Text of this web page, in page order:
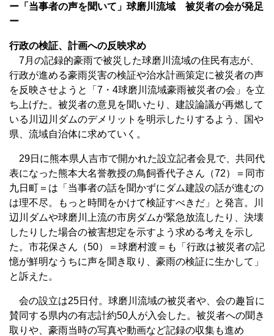
ー「当事者の声を聞いて」球磨川流域 被災者の会が発足
ー
行政の検証、計画への反映求め
7月の記録的豪雨で被災した球磨川流域の住民有志が、
行政が進める豪雨災害の検証や治水計画策定に被災者の声
を反映させようと「7・4球磨川流域豪雨被災者の会」を立
ち上げた。被災者の意見を聞いたり、建設論議が再燃して
いる川辺川ダムのデメリットを明示したりするよう、国や
県、流域自治体に求めていく。
29日に熊本県人吉市で開かれた設立記者会見で、共同代
表になった熊本大名誉教授の鳥飼香代子さん（72）＝同市
九日町＝は「当事者の話を聞かずにダム建設の話が進むの
は理不尽。もっと時間をかけて検証すべきだ」と発言。川
辺川ダムや球磨川上流の市房ダムが緊急放流したり、決壊
したりした場合の被害想定を示すよう求める考えを示し
た。市花保さん（50）＝球磨村渡＝も「行政は被災者の記
憶が鮮明なうちに声を聞き取り、豪雨の検証に生かして」
と訴えた。
会の設立は25日付。球磨川流域の被災者や、会の趣旨に
賛同する県内の有志計約50人が入会した。被災者への聞き
取りや、豪雨当時の写真や動画など記録の収集も進め